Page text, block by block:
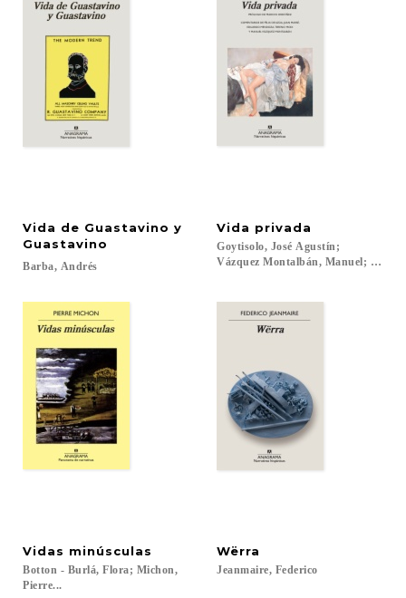
Vida de Guastavino y
Guastavino
Barba, Andrés
Vida privada
Goytisolo, José Agustín;
Vázquez Montalbán, Manuel;
Vidas minúsculas
Botton - Burlá, Flora; Michon,
Pierre...
Wërra
Jeanmaire, Federico